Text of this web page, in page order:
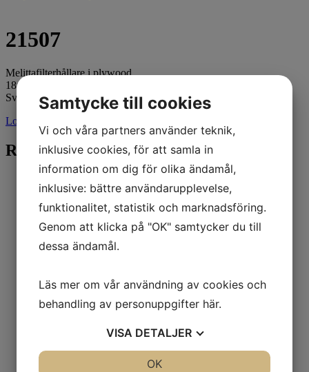
21507
Melittafilterhållare i plywood.
18x5x20 cm.
Svensktillverkad.
Logga in för pris
Relaterade produkter
Samtycke till cookies
Vi och våra partners använder teknik,
inklusive cookies, för att samla in
information om dig för olika ändamål,
inklusive: bättre användarupplevelse,
funktionalitet, statistik och marknadsföring.
Genom att klicka på "OK" samtycker du till
dessa ändamål.
Läs mer om vår användning av cookies och
behandling av personuppgifter här.
VISA DETALJER
OK